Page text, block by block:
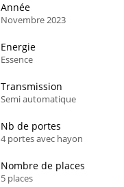
Année
Novembre 2023
Energie
Essence
Transmission
Semi automatique
Nb de portes
4 portes avec hayon
Nombre de places
5 places